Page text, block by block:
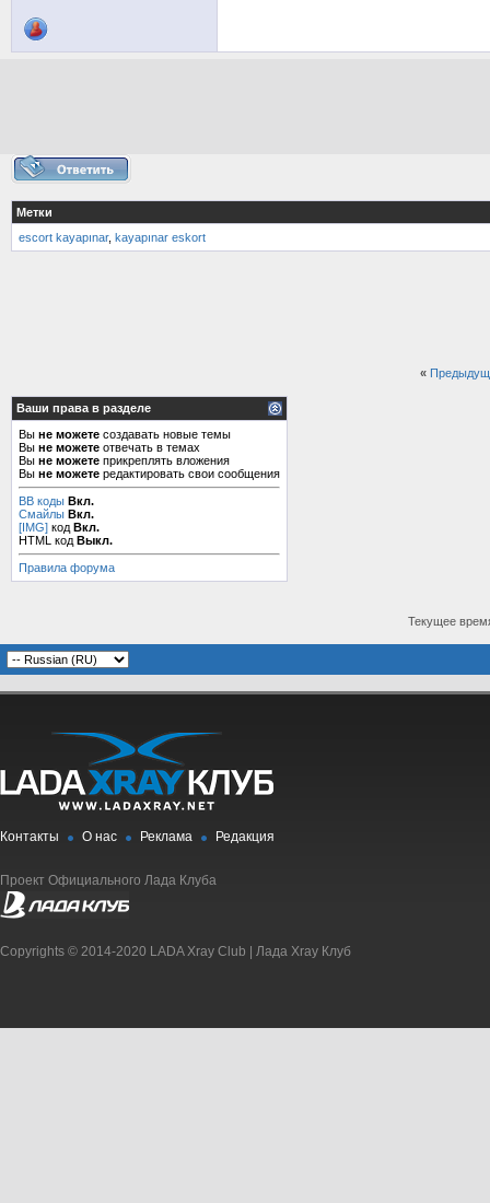
Метки
escort kayapınar, kayapınar eskort
«
Ваши права в разделе
Вы не можете создавать новые темы
Вы не можете отвечать в темах
Вы не можете прикреплять вложения
Вы не можете редактировать свои сообщения
BB коды Вкл.
Смайлы Вкл.
[IMG] код Вкл.
HTML код Выкл.
Правила форума
Текущее
Контакты О нас Реклама Редакция
Проект Официального Лада Клуба
Copyrights © 2014-2020 LADA Xray Club | Лада Xray Клуб